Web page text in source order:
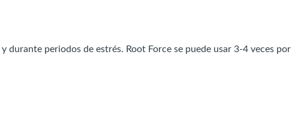
durante periodos de estrés. Root Force se puede usar 3-4 veces por